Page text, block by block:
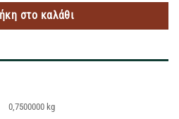
στο καλάθι
0,7500000 kg